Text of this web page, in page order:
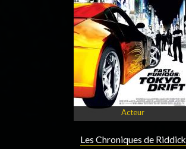
Acteur
Les Chroniques de Riddick